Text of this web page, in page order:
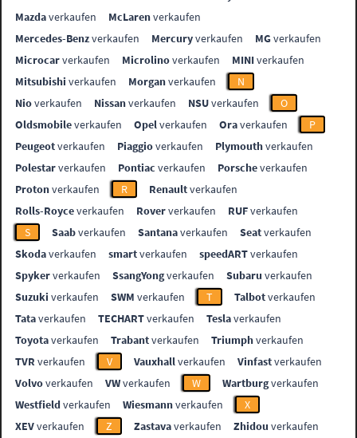
Mazdaverkaufen McLarenverkaufen
Mercedes-Benzverkaufen Mercuryverkaufen MGverkaufen
Microcarverkaufen Microlinoverkaufen MINIverkaufen
Mitsubishi verkaufen Morganverkaufen
N
Nioverkaufen Nissanverkaufen NSUverkaufen
O
Oldsmobileverkaufen Opelverkaufen Oraverkaufen
P
Peugeotverkaufen Piaggioverkaufen Plymouthverkaufen
Polestarverkaufen Pontiac verkaufen Porscheverkaufen
Protonverkaufen R Renaultverkaufen
Rolls-Royceverkaufen Roververkaufen RUFverkaufen
S
Saabverkaufen Santanaverkaufen Seatverkaufen
Skodaverkaufen smartverkaufen speedARTverkaufen
Spykerverkaufen SsangYongverkaufen Subaru verkaufen
Suzuki verkaufen SWM verkaufen T Talbotverkaufen
Tataverkaufen TECHARTverkaufen Teslaverkaufen
Toyotaverkaufen Trabantverkaufen Triumphverkaufen
TVR verkaufen V Vauxhallverkaufen Vinfastverkaufen
Volvoverkaufen VWverkaufen W Wartburgverkaufen
Westfieldverkaufen Wiesmannverkaufen
X
XEVverkaufen Z Zastavaverkaufen Zhidou verkaufen